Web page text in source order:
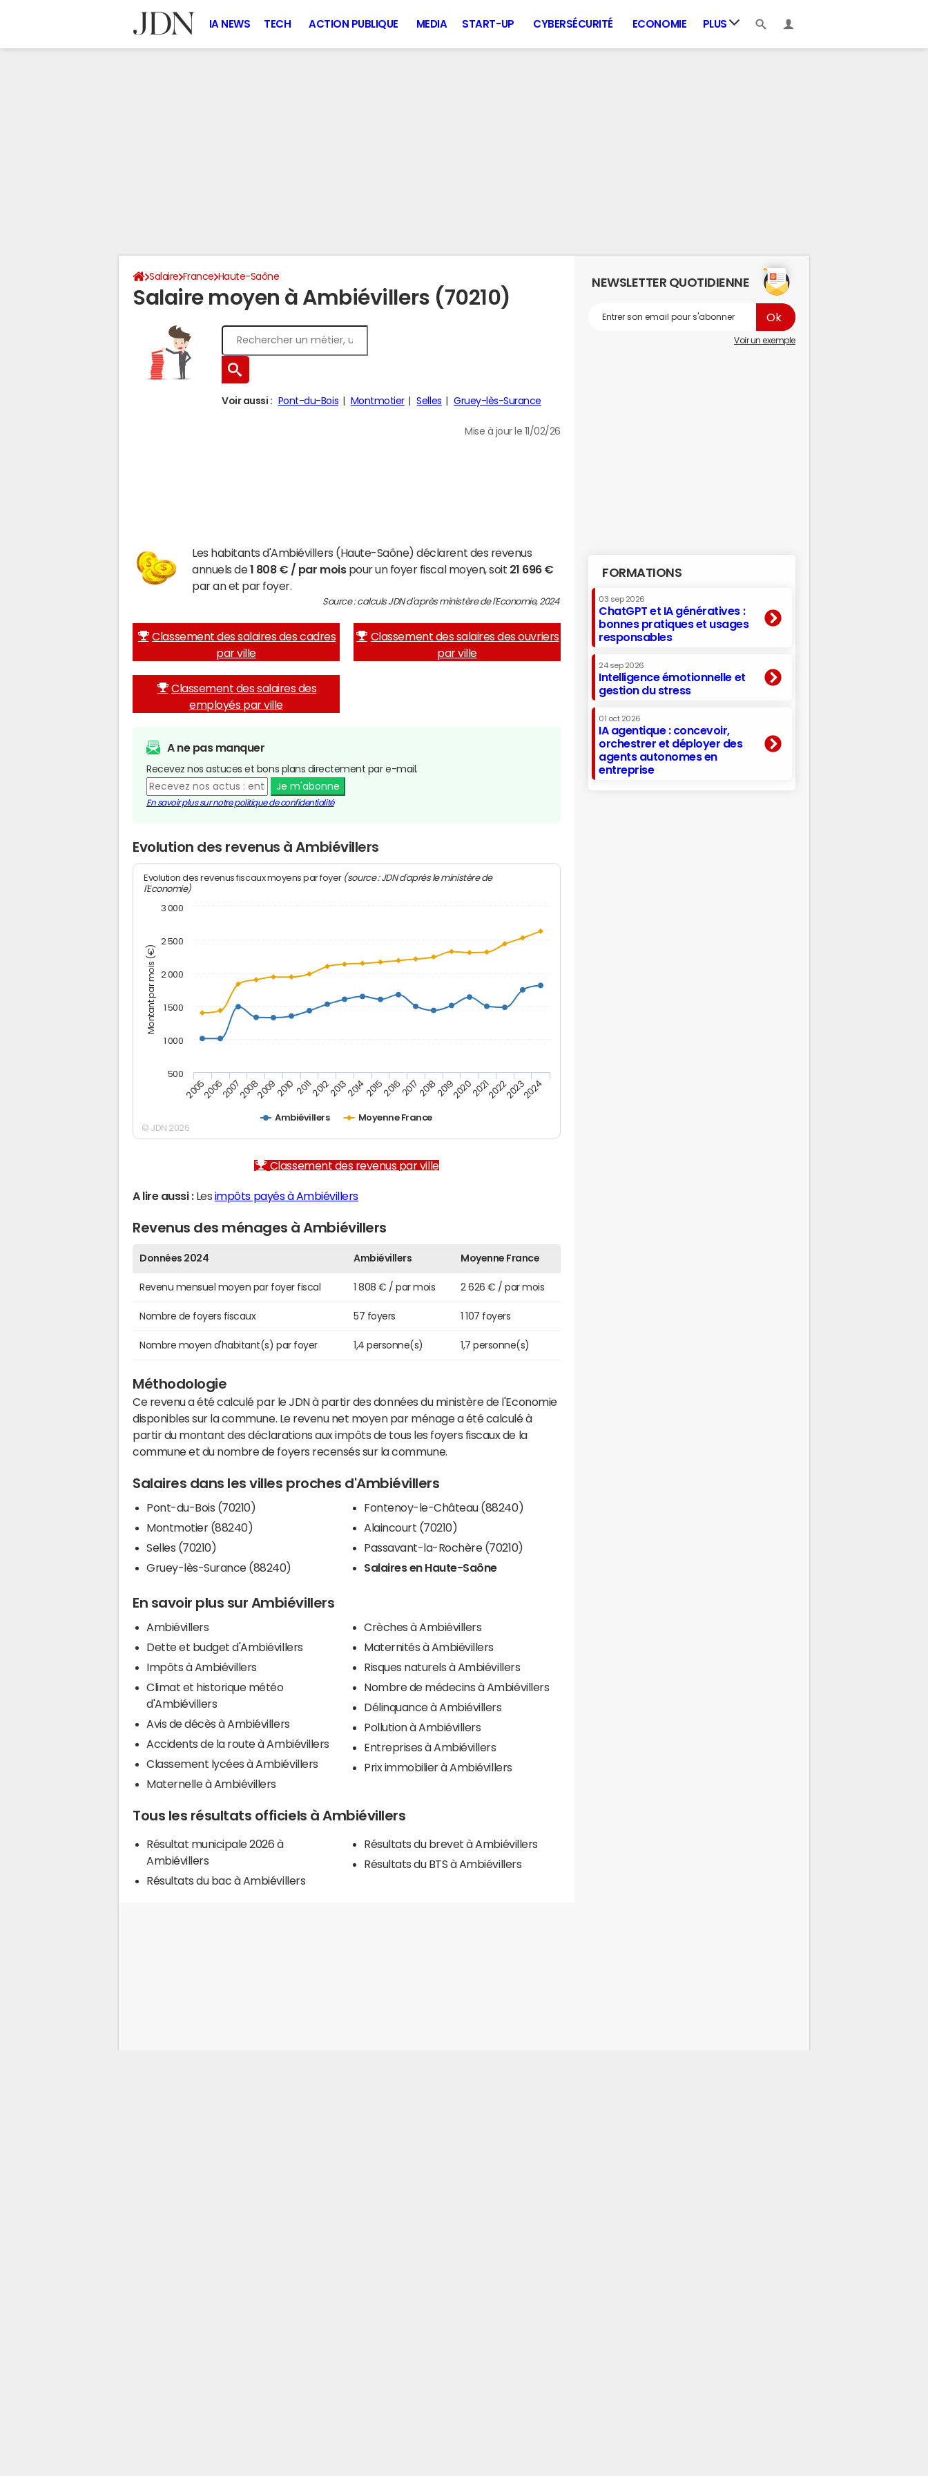
IA NEWS TECH ACTION PUBLIQUE MEDIA START-UP CYBERSÉCURITÉ ECONOMIE PLUS
Salaire France Haute-Saône
Salaire moyen à Ambiévillers (70210)
Voir aussi : Pont-du-Bois Montmotier Selles Gruey-lès-Surance
Mise à jour le 11/02/26
Les habitants d'Ambiévillers (Haute-Saône) déclarent des revenus
annuels de1 808 € / par moispour un foyer fiscal moyen, soit 21 696 €
par an et par foyer.
Source : calculs JDN d'après ministère de l'Economie, 2024
Classement des salaires des cadres
par ville
Classement des salaires des ouvriers
par ville
Classement des salaires des
employés par ville
A ne pas manquer
Recevez nos astuces et bons plans directement par e-mail.
Je m'abonne
En savoir plus sur notre politique de confidentialité
Evolution des revenus à Ambiévillers
Montant par mois (€)
Evolution des revenus fiscaux moyens par foyer (source : JDN d'après le ministère de
l'Economie)
Ambiévillers Moyenne France
200520062007200820092010 20112012201320142015201620172018201920202021202220232024
500
1 000
1 500
2 000
2 500
3 000
© JDN 2026
Classement des revenus par ville
A lire aussi :Les impôts payés à Ambiévillers
Revenus des ménages à Ambiévillers
Données 2024 Ambiévillers Moyenne France
Revenu mensuel moyen par foyer fiscal 1 808 € / par mois 2 626 € / par mois
Nombre de foyers fiscaux 57 foyers 1 107 foyers
Nombre moyen d'habitant(s) par foyer 1,4 personne(s) 1,7 personne(s)
Méthodologie
Ce revenu a été calculé par le JDN à partir des données du ministère de l'Economie
disponibles sur la commune. Le revenu net moyen par ménage a été calculé à
partir du montant des déclarations aux impôts de tous les foyers fiscaux de la
commune et du nombre de foyers recensés sur la commune.
Salaires dans les villes proches d'Ambiévillers
Pont-du-Bois (70210)
Montmotier (88240)
Selles (70210)
Gruey-lès-Surance (88240)
Fontenoy-le-Château (88240)
Alaincourt (70210)
Passavant-la-Rochère (70210)
Salaires en Haute-Saône
En savoir plus sur Ambiévillers
Ambiévillers
Dette et budget d'Ambiévillers
Impôts à Ambiévillers
Climat et historique météo
d'Ambiévillers
Avis de décès à Ambiévillers
Accidents de la route à Ambiévillers
Classement lycées à Ambiévillers
Maternelle à Ambiévillers
Crèches à Ambiévillers
Maternités à Ambiévillers
Risques naturels à Ambiévillers
Nombre de médecins à Ambiévillers
Délinquance à Ambiévillers
Pollution à Ambiévillers
Entreprises à Ambiévillers
Prix immobilier à Ambiévillers
Tous les résultats officiels à Ambiévillers
Résultat municipale 2026 à
Ambiévillers
Résultats du bac à Ambiévillers
Résultats du brevet à Ambiévillers
Résultats du BTS à Ambiévillers
NEWSLETTER QUOTIDIENNE
Voir un exemple
FORMATIONS
03 sep 2026
ChatGPT et IA génératives :
bonnes pratiques et usages
responsables
24 sep 2026
Intelligence émotionnelle et
gestion du stress
01 oct 2026
IA agentique : concevoir,
orchestrer et déployer des
agents autonomes en
entreprise